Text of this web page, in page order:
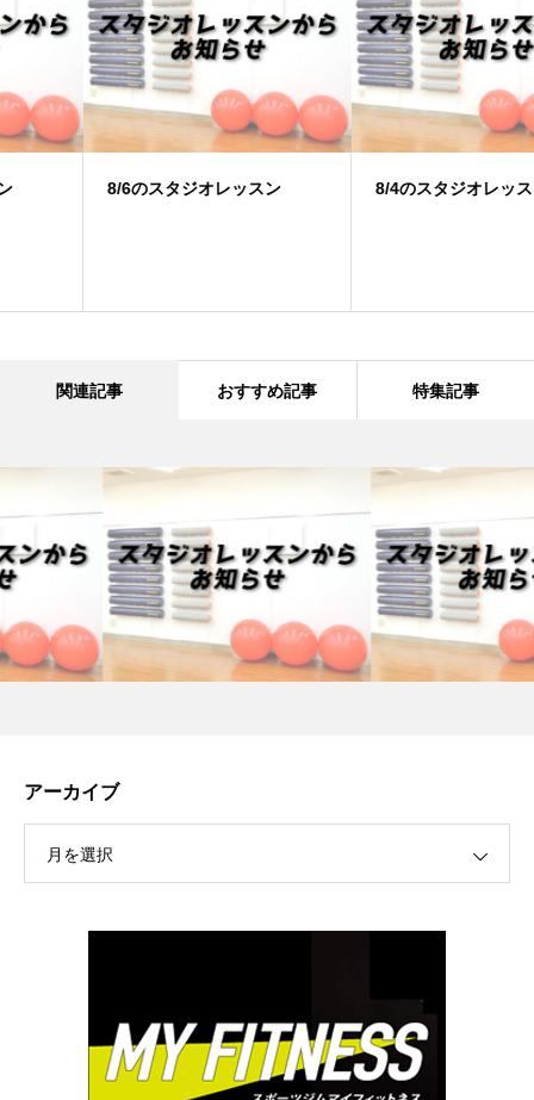
8/6のスタジオレッスン 8/4のスタジオレッスン
関連記事 おすすめ記事 特集記事
アーカイブ
月を選択